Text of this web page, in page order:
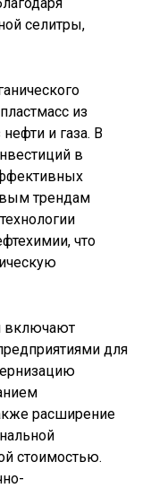
селитры,
из
и газа. В
в
трендам
что
включают
для
расширение
стоимостью.